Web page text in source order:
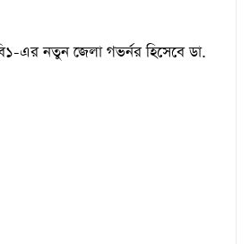
বি১-এর নতুন জেলা গভর্নর হিসেবে ডা.